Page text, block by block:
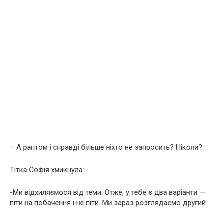
– А раптом і справді більше ніхто не запросить? Ніколи?
Тітка Софія хмикнула:
-Ми відхиляємося від теми. Отже, у тебе є два варіанти —
піти на побачення і не піти. Ми зараз розглядаємо другий